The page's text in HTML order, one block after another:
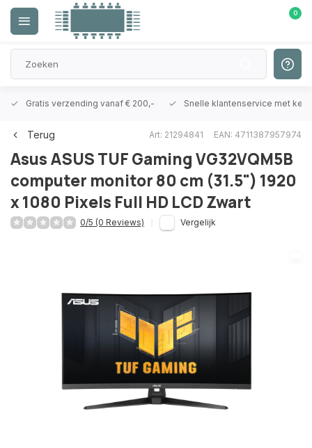
0
Gratis verzending vanaf € 200,- Snelle klantenservice met
Terug Art: 21294841 EAN: 4711387957974
AsusASUS TUF Gaming VG32VQM5B
computer monitor 80 cm (31.5") 1920
x 1080 Pixels Full HD LCD Zwart
0/5 (0 Reviews) Vergelijk